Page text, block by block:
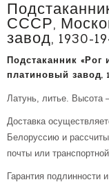
СССР,
завод, 1930-
Подстаканник «Рог
платиновый завод,
Латунь, литье.
Доставка
Белоруссию и
почты или
Гарантия подлинности